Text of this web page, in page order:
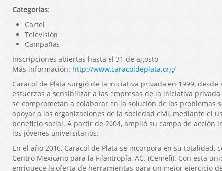
Categorías:
Cartel
Televisión
Campañas
Inscripciones abiertas hasta el 31 de agosto
Más información: http://www.caracoldeplata.org/
Caracol de Plata surgió de la iniciativa privada en 1999,
esfuerzos a sensibilizar a las empresas de la iniciativa
se comprometan a colaborar en la solución de los problemas
apoyar a las organizaciones de la sociedad civil, mediante el
beneficio social. A partir de 2004, amplió su campo de acción
los jóvenes universitarios.
En el año 2016, Caracol de Plata se incorpora en su totalidad,
Centro Mexicano para la Filantropía, AC. (Cemefi). Con esta
enriquece la oferta de herramientas para un mejor ejercicio